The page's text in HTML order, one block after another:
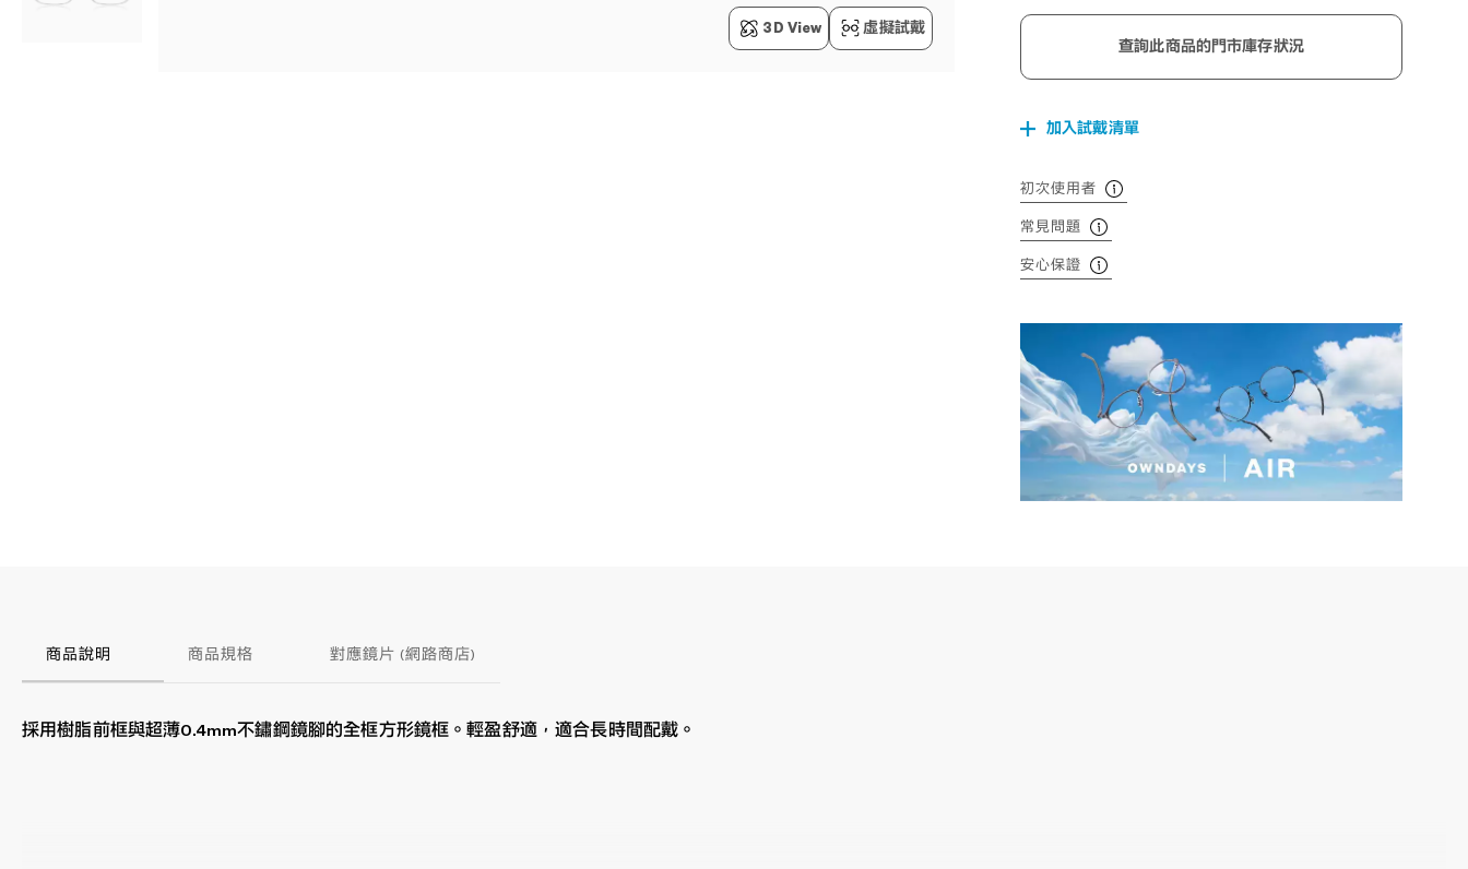
3D View 虛擬試戴
查詢此商品的門市庫存狀況
加入試戴清單
初次使用者
常見問題
安心保證
商品說明 商品規格 對應鏡片 (網路商店)
採用樹脂前框與超薄0.4mm不鏽鋼鏡腳的全框方形鏡框。輕盈舒適，適合長時間配戴。